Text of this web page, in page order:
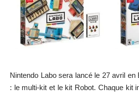
Nintendo Labo sera lancé le 27 avril
: le multi-kit et le kit Robot. Chaque kit